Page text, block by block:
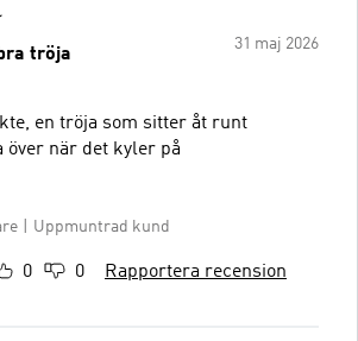
31 maj 2026
tröja
en tröja som sitter åt runt
över när det kyler på
Uppmuntrad kund
0 0 Rapportera recension